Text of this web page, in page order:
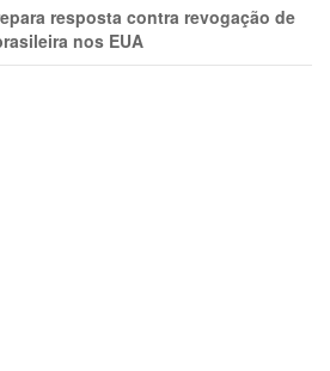
resposta contra revogação de
nos EUA